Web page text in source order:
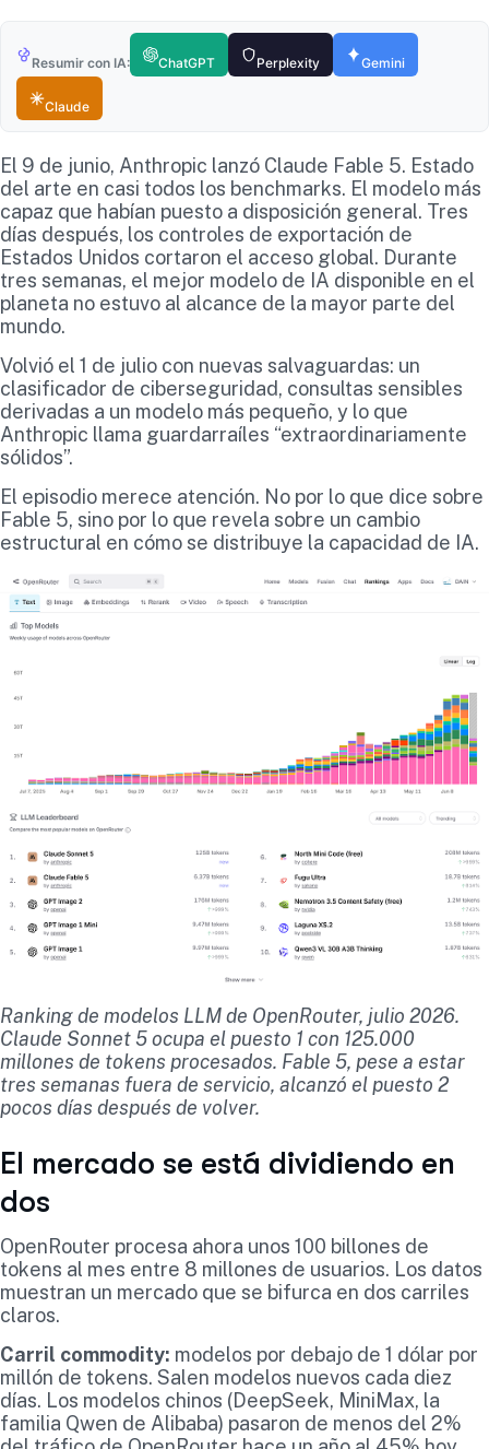
Resumir con IA: ChatGPT Perplexity Gemini
Claude
El 9 de junio, Anthropic lanzó Claude Fable 5. Estado
del arte en casi todos los benchmarks. El modelo más
capaz que habían puesto a disposición general. Tres
días después, los controles de exportación de
Estados Unidos cortaron el acceso global. Durante
tres semanas, el mejor modelo de IA disponible en el
planeta no estuvo al alcance de la mayor parte del
mundo.
Volvió el 1 de julio con nuevas salvaguardas: un
clasificador de ciberseguridad, consultas sensibles
derivadas a un modelo más pequeño, y lo que
Anthropic llama guardarraíles “extraordinariamente
sólidos”.
El episodio merece atención. No por lo que dice sobre
Fable 5, sino por lo que revela sobre un cambio
estructural en cómo se distribuye la capacidad de IA.
Ranking de modelos LLM de OpenRouter, julio 2026.
Claude Sonnet 5 ocupa el puesto 1 con 125.000
millones de tokens procesados. Fable 5, pese a estar
tres semanas fuera de servicio, alcanzó el puesto 2
pocos días después de volver.
El mercado se está dividiendo en
dos
OpenRouter procesa ahora unos 100 billones de
tokens al mes entre 8 millones de usuarios. Los datos
muestran un mercado que se bifurca en dos carriles
claros.
Carril commodity: modelos por debajo de 1 dólar por
millón de tokens. Salen modelos nuevos cada diez
días. Los modelos chinos (DeepSeek, MiniMax, la
familia Qwen de Alibaba) pasaron de menos del 2%